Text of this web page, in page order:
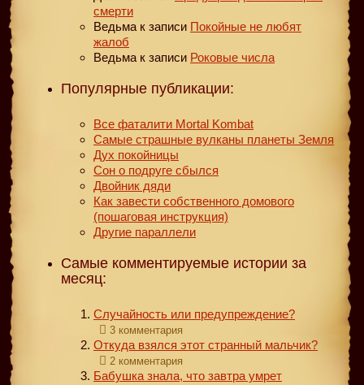
смерти
Ведьма к записи Покойные не любят
жалоб
Ведьма к записи Роковые числа
Популярные публикации:
Все фаталити Mortal Kombat
Самые страшные вулканы планеты Земля
Дух покойницы
Сон о подруге сбылся
Двойник дяди
Как завести собственного домового
(пошаговая инструкция)
Другие параллели
Самые комментируемые истории за
месяц:
Случайность или предупреждение?
3 комментария
Откуда взялся этот странный мальчик?
2 комментария
Бабушка знала, что завтра умрет